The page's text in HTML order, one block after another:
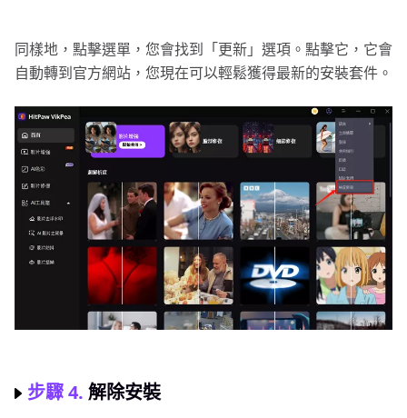
同樣地，點擊選單，您會找到「更新」選項。點擊它，它會
自動轉到官方網站，您現在可以輕鬆獲得最新的安裝套件。
步驟 4. 解除安裝